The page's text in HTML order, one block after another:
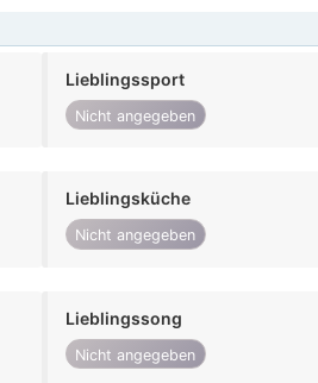
Lieblingssport
Nicht angegeben
Lieblingsküche
Nicht angegeben
Lieblingssong
Nicht angegeben